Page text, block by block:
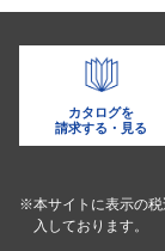
カタログを
請求する・見る
※本サイトに表示の税
入しております。